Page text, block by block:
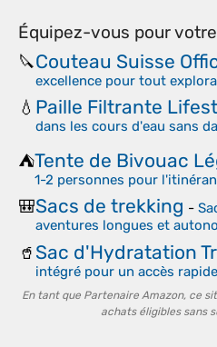
Équipez-vous pour
🔪Couteau Suisse
excellence pour tout
💧 Paille Filtrante
dans les cours d'eau sans
⛺Tente de Bivouac
1-2 personnes pour
🎒Sacs de trekking -
aventures longues et
🥤 Sac d'Hydratation
intégré pour un accès
En tant que Partenaire Amazon, ce
achats éligibles sans